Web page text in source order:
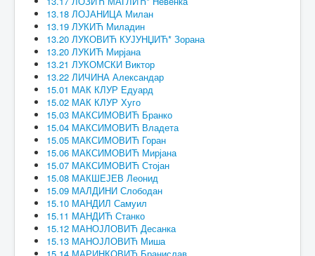
13.18 ЛОЈАНИЦА Милан
13.19 ЛУКИЋ Миладин
13.20 ЛУКОВИЋ КУЈУНЏИЋ* Зорана
13.20 ЛУКИЋ Мирјана
13.21 ЛУКОМСКИ Виктор
13.22 ЛИЧИНА Александар
15.01 МАК КЛУР Едуард
15.02 МАК КЛУР Хуго
15.03 МАКСИМОВИЋ Бранко
15.04 МАКСИМОВИЋ Владета
15.05 МАКСИМОВИЋ Горан
15.06 МАКСИМОВИЋ Мирјана
15.07 МАКСИМОВИЋ Стојан
15.08 МАКШЕЈЕВ Леонид
15.09 МАЛДИНИ Слободан
15.10 МАНДИЛ Самуил
15.11 МАНДИЋ Станко
15.12 МАНОЈЛОВИЋ Десанка
15.13 МАНОЈЛОВИЋ Миша